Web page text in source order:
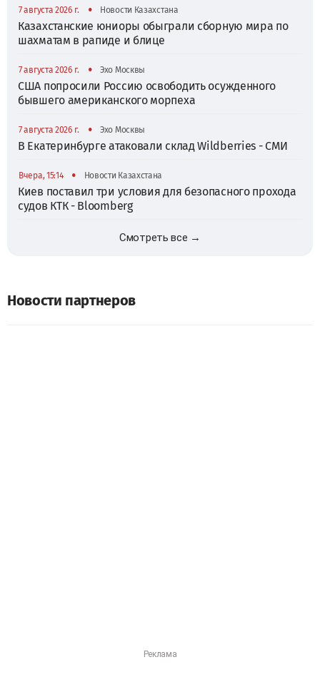
7 августа 2026 г. • Новости Казахстана
Казахстанские юниоры обыграли сборную мира по
шахматам в рапиде и блице
7 августа 2026 г. • Эхо Москвы
США попросили Россию освободить осужденного
бывшего американского морпеха
7 августа 2026 г. • Эхо Москвы
В Екатеринбурге атаковали склад Wildberries - СМИ
Вчера, 15:14 • Новости Казахстана
Киев поставил три условия для безопасного прохода
судов КТК - Bloomberg
Смотреть все →
Новости партнеров